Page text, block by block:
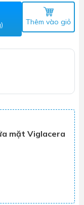
Thêm vào giỏ
mặt Viglacera